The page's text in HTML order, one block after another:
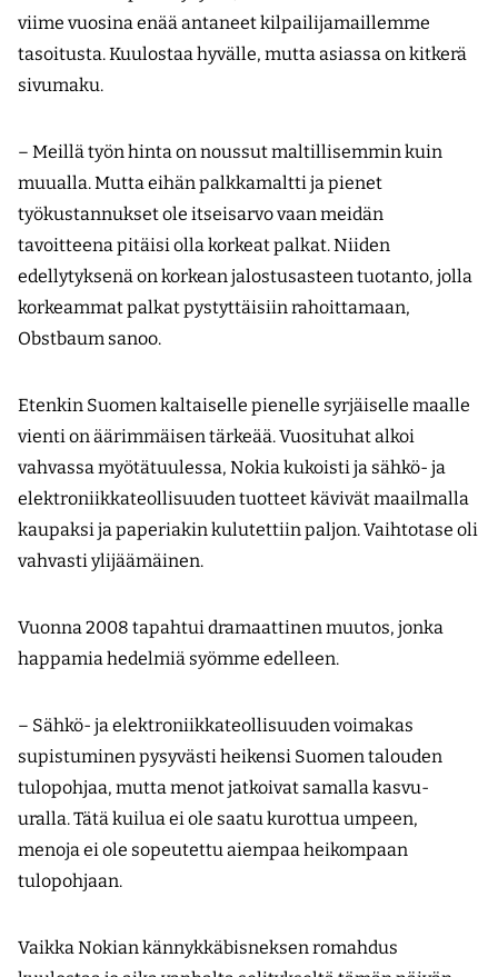
viime vuosina enää antaneet kilpailijamaillemme
tasoitusta. Kuulostaa hyvälle, mutta asiassa on kitkerä
sivumaku.
– Meillä työn hinta on noussut maltillisemmin kuin
muualla. Mutta eihän palkkamaltti ja pienet
työkustannukset ole itseisarvo vaan meidän
tavoitteena pitäisi olla korkeat palkat. Niiden
edellytyksenä on korkean jalostusasteen tuotanto, jolla
korkeammat palkat pystyttäisiin rahoittamaan,
Obstbaum sanoo.
Etenkin Suomen kaltaiselle pienelle syrjäiselle maalle
vienti on äärimmäisen tärkeää. Vuosituhat alkoi
vahvassa myötätuulessa, Nokia kukoisti ja sähkö- ja
elektroniikkateollisuuden tuotteet kävivät maailmalla
kaupaksi ja paperiakin kulutettiin paljon. Vaihtotase oli
vahvasti ylijäämäinen.
Vuonna 2008 tapahtui dramaattinen muutos, jonka
happamia hedelmiä syömme edelleen.
– Sähkö- ja elektroniikkateollisuuden voimakas
supistuminen pysyvästi heikensi Suomen talouden
tulopohjaa, mutta menot jatkoivat samalla kasvu-
uralla. Tätä kuilua ei ole saatu kurottua umpeen,
menoja ei ole sopeutettu aiempaa heikompaan
tulopohjaan.
Vaikka Nokian kännykkäbisneksen romahdus